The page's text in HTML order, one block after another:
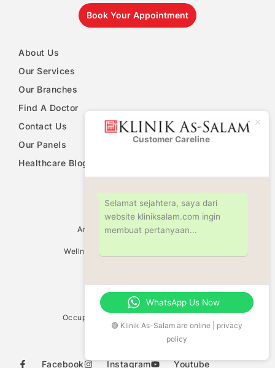
Book Your Appointment
About Us
Our Services
Our Branches
Find A Doctor
Contact Us
Our Panels
Healthcare Blog
Ultrasound Scan Services
Antenatal & Pregnancy Check Up
Wellness Screening & Medical Check Up
Fertility Centre
Weight Management
Vaccination Centre
Occupational Safety & Health (OHD/OSH)
Allergy Test
Food Sensitivity Test
Facebook Instagram Youtube
Customer Careline
Selamat sejahtera, saya dari
website kliniksalam.com ingin
membuat pertanyaan...
WhatsApp Us Now
🟢 Klinik As-Salam are online | privacy
policy